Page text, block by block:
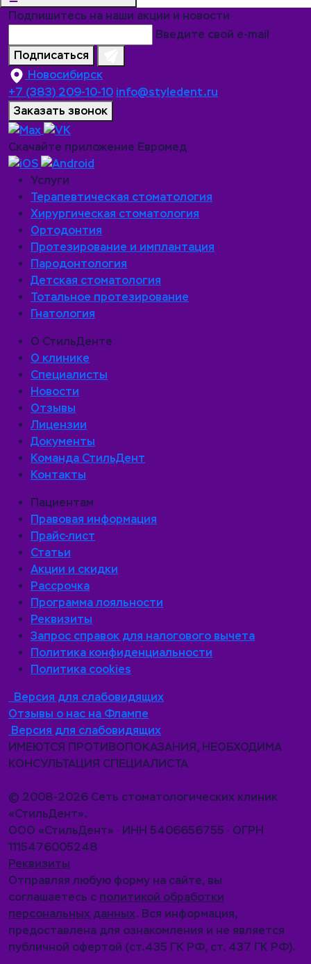
Подпишитесь на наши акции и новости
Введите свой e-mail
Подписаться
Новосибирск
+7 (383) 209-10-10 info@styledent.ru
Заказать звонок
Скачайте приложение Евромед
Услуги
Терапевтическая стоматология
Хирургическая стоматология
Ортодонтия
Протезирование и имплантация
Пародонтология
Детская стоматология
Тотальное протезирование
Гнатология
О СтильДенте
О клинике
Специалисты
Новости
Отзывы
Лицензии
Документы
Команда СтильДент
Контакты
Пациентам
Правовая информация
Прайс-лист
Статьи
Акции и скидки
Рассрочка
Программа лояльности
Реквизиты
Запрос справок для налогового вычета
Политика конфиденциальности
Политика cookies
Версия для слабовидящих
Отзывы о нас на Флампе
Версия для слабовидящих
ИМЕЮТСЯ ПРОТИВОПОКАЗАНИЯ, НЕОБХОДИМА
КОНСУЛЬТАЦИЯ СПЕЦИАЛИСТА
© 2008-2026 Сеть стоматологических клиник
«СтильДент».
ООО «СтильДент» · ИНН 5406656755 · ОГРН
1115476005248
Реквизиты
Отправляя любую форму на сайте, вы
соглашаетесь с политикой обработки
персональных данных. Вся информация,
предоставлена для ознакомления и не является
публичной офертой (ст.435 ГК РФ, cт. 437 ГК РФ).